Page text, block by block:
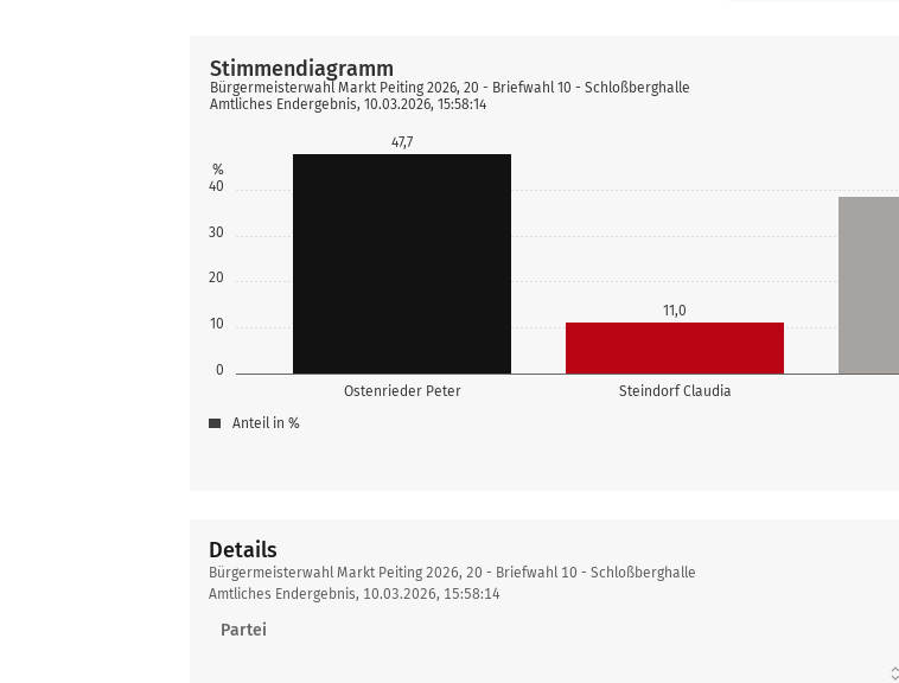
0
10
20
30
40
%
Ostenrieder Peter Steindorf Claudia
47,7
11,0
Stimmendiagramm
Bürgermeisterwahl Markt Peiting 2026, 20 - Briefwahl 10 - Schloßberghalle
Amtliches Endergebnis, 10.03.2026, 15:58:14
Anteil in %
Details
Details
Bürgermeisterwahl Markt Peiting 2026, 20 - Briefwahl 10 - Schloßberghalle
Amtliches Endergebnis, 10.03.2026, 15:58:14
Partei